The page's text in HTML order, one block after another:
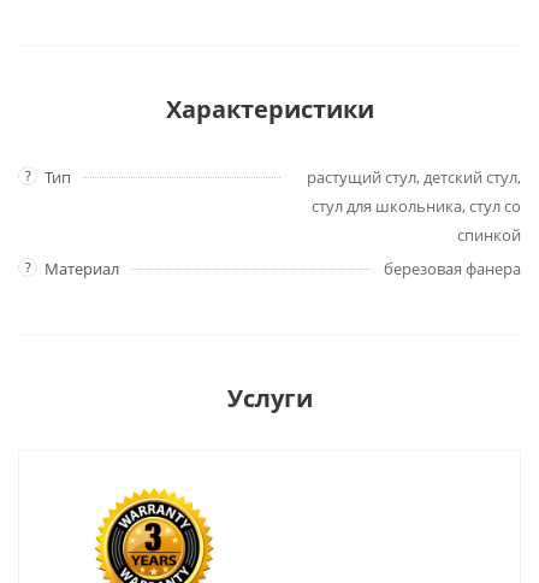
Характеристики
? Тип
растущий стул, детский стул,
стул для школьника, стул со
спинкой
? Материал березовая фанера
Услуги